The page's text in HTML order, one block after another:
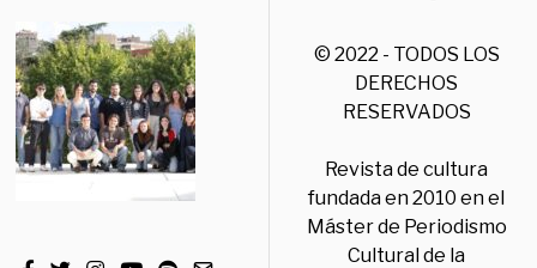
© 2022 - TODOS LOS
DERECHOS
RESERVADOS
Revista de cultura
fundada en 2010 en el
Máster de Periodismo
Cultural de la